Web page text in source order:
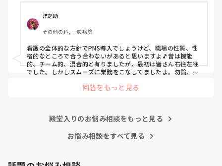
じざるを得ませんでした。
色々な病棟に入院したことのある患者さんも、「(私が異動
する前の病棟の方が)新人が患者から見てもよく動けてた
よ」と言っていました。
現病棟はPNSだけれども、結局は忙しくて、新人の面倒を見
てられず、清潔ケアや単純に点滴を繋げてくるなど、簡単な
仕事しか新人にさせていませんでした。PNSを廃止した病棟
では、イベントは必ずと言っていいほど新人に担当させて、
ることがどんどん増えていったと思っています。
朝の情報収集にも時間がかかり、結果、患者のことがわから
の意味があるのか疑問です。
洋之助
その他の科, 一般病院
看護の全体的な方針でPNS導入でしょうけど、職場の性質、性
格的なところで合う合わないがあると思いますよ🎵昔は機能
的、チーム的、混合的と有りましたが、最初は皆さん右往左往
でした。しかしスムーズに業務をこなしてましたよ。勿論、指
と意見交換を行うべきと思いますよ🎵それに人手が足りないの
の向き合い方になると思いますよ🎵僕は昔の人間なので、昔は
いと思います。昔は患者様、スタッフ全員に目を配れる人が沢
回答をもっと見る
殿堂入りのお悩み相談をもっと見る
お悩み相談をすべて見る